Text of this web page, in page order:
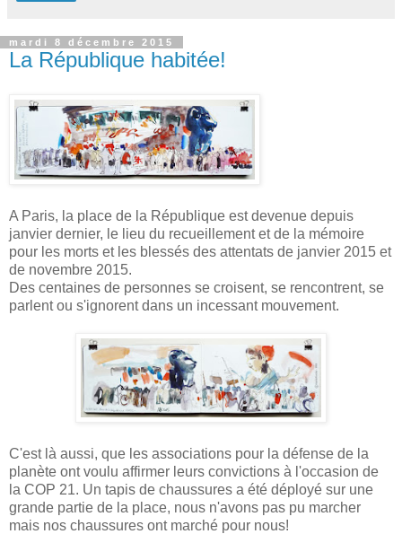
mardi 8 décembre 2015
La République habitée!
A Paris, la place de la République est devenue depuis
janvier dernier, le lieu du recueillement et de la mémoire
pour les morts et les blessés des attentats de janvier 2015 et
de novembre 2015.
Des centaines de personnes se croisent, se rencontrent, se
parlent ou s'ignorent dans un incessant mouvement.
C'est là aussi, que les associations pour la défense de la
planète ont voulu affirmer leurs convictions à l'occasion de
la COP 21. Un tapis de chaussures a été déployé sur une
grande partie de la place, nous n'avons pas pu marcher
mais nos chaussures ont marché pour nous!